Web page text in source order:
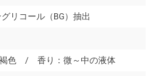
リコール（BG）抽出
褐色 / 香り：微～中の液体